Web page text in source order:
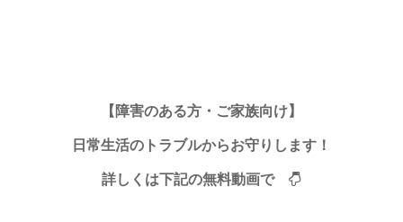
【障害のある方・ご家族向け】
日常生活のトラブルからお守りします！
詳しくは下記の無料動画で